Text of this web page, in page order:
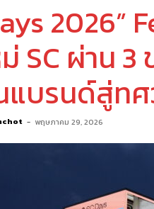
2026”
ม่ SC ผ่าน
แบรนด์สู่ทศ
- พฤษภาคม 29, 2026